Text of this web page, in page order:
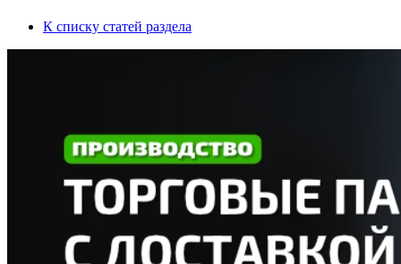
К списку статей раздела